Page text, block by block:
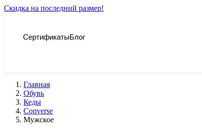
Скидка на последний размер!
СертификатыБлог
Главная
Обувь
Кеды
Converse
Мужское